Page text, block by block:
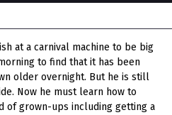
at a carnival machine to be big
to find that it has been
older overnight. But he is still
Now he must learn how to
of grown-ups including getting a